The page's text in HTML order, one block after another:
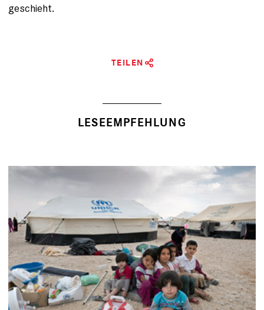
geschieht.
TEILEN
LESEEMPFEHLUNG